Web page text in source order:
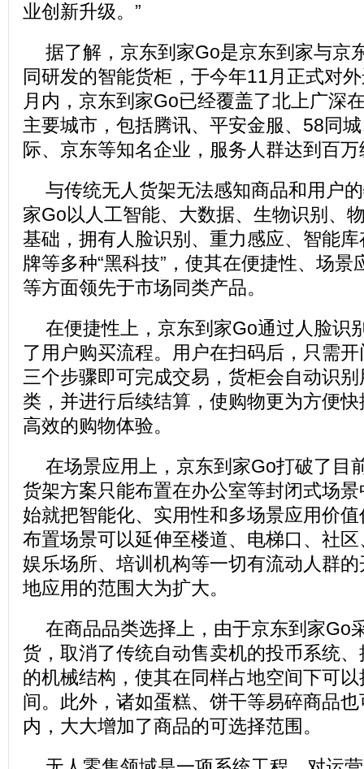
业创新升级。”
据了解，京东到家Go是京东到家与京
同研发的智能货柜，于今年11月正式对
月内，京东到家Go已经覆盖了北上广深
主要城市，包括腾讯、平安金服、58同
际、京东等知名企业，服务人群达到百万
与传统无人货架无法感知商品和用户
家Go以人工智能、大数据、生物识别、
基础，拥有人脸识别、重力感应、智能
牌等多种“黑科技”，使其在便捷性、场景
等方面领先于市场同类产品。
在便捷性上，京东到家Go通过人脸识
了用户购买流程。用户在扫码后，只需
三个步骤即可完成交易，货柜会自动识
类，并进行后续结算，使购物更为方便
高效的购物体验。
在场景应用上，京东到家Go打破了目
货架方案只能布置在办公室等封闭式场
始就把智能化、实用性和多场景应用价
布置场景可以延伸至楼道、电梯口、社
娱乐场所、培训机构等一切有流动人群
地应用的范围大为扩大。
在商品品类选择上，由于京东到家Go
货，取消了传统自动售卖机的投币系统
的机械结构，使其在同样占地空间下可
间。此外，诸如蛋糕、饼干等易碎商品
内，大大增加了商品的可选择范围。